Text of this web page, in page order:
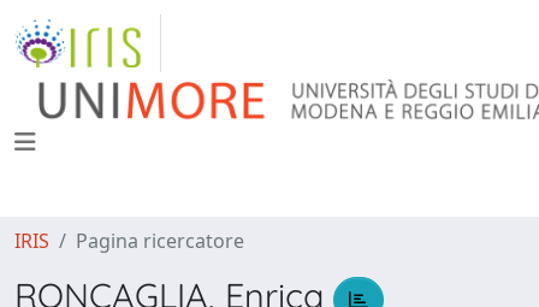
IRIS Pagina ricercatore
RONCAGLIA, Enrica